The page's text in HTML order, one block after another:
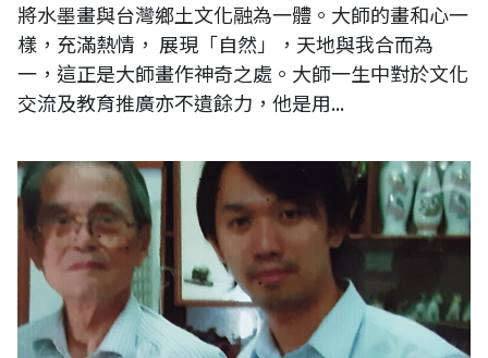
將水墨畫與台灣鄉土文化融為一體。大師的畫和心一
樣，充滿熱情， 展現「自然」，天地與我合而為
一，這正是大師畫作神奇之處。大師一生中對於文化
交流及教育推廣亦不遺餘力，他是用...
蔣經國總統、美國雷根總統、前任李登輝總統作品收藏，台灣已故前輩藝
術家 黃啟龍